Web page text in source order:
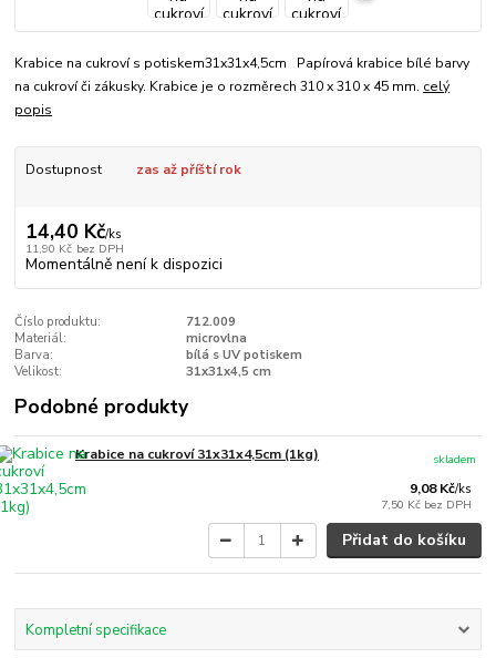
Krabice na cukroví s potiskem31x31x4,5cm Papírová krabice bílé barvy
na cukroví či zákusky. Krabice je o rozměrech 310 x 310 x 45 mm. celý
popis
Dostupnost zas až příští rok
14,40 Kč/ks
11,90 Kč bez DPH
Momentálně není k dispozici
Číslo produktu:
712.009
Materiál:
microvlna
Barva:
bílá s UV potiskem
Velikost:
31x31x4,5 cm
Podobné produkty
Krabice na cukroví 31x31x4,5cm (1kg)
9,08 Kč/ks
7,50 Kč bez DPH
skladem
Přidat do košíku
Kompletní specifikace